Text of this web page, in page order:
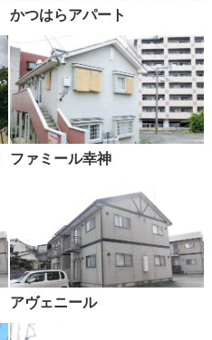
かつはらアパート
ファミール幸神
アヴェニール